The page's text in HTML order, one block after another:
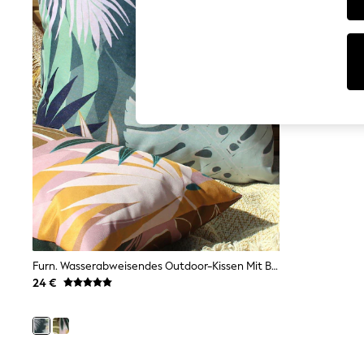
Men's Holiday Shop
All Swimwear
Accessories
Bags & Luggage
Footwear
Hats
Linen Collection
Loafers
Polo Shirts
Sandals & Flipflops
Shirts
Shorts
T-Shirts
Vests
Boys Holiday Shop
All Swimwear
Ponchos & Toweling sets
Sun Hats & Caps
Sandals & Sliders
Furn. Wasserabweisendes Outdoor-Kissen Mit Blattprint
24 €